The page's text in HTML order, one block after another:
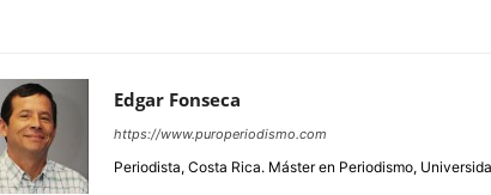
Edgar Fonseca
https://www.puroperiodismo.com
Periodista, Costa Rica. Máster en Periodismo,